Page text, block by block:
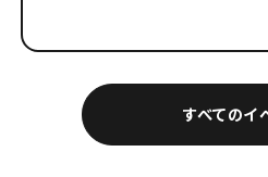
すべてのイ